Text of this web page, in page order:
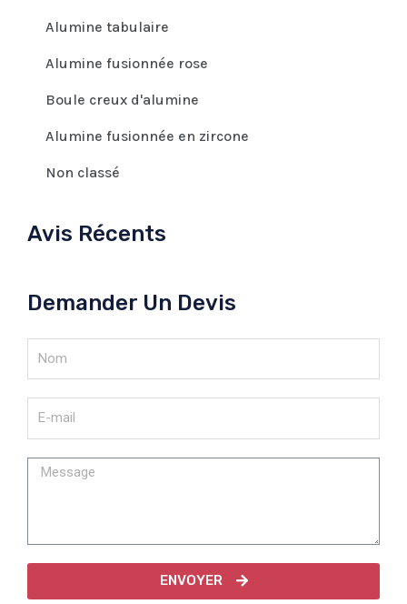
Alumine tabulaire
Alumine fusionnée rose
Boule creux d'alumine
Alumine fusionnée en zircone
Non classé
Avis Récents
Demander Un Devis
ENVOYER